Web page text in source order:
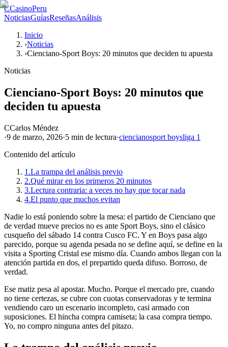
CCasinoPeru
NoticiasGuíasReseñasAnálisis
Inicio
›Noticias
›Cienciano-Sport Boys: 20 minutos que deciden tu apuesta
Noticias
Cienciano-Sport Boys: 20 minutos que
deciden tu apuesta
CCarlos Méndez
·9 de marzo, 2026·5 min de lectura·ciencianosport boysliga 1
Contenido del artículo
1.La trampa del análisis previo
2.Qué mirar en los primeros 20 minutos
3.Lectura contraria: a veces no hay que tocar nada
4.El punto que muchos evitan
Nadie lo está poniendo sobre la mesa: el partido de Cienciano que
de verdad mueve precios no es ante Sport Boys, sino el clásico
cusqueño del sábado 14 contra Cusco FC. Y en Boys pasa algo
parecido, porque su agenda pesada no se define aquí, se define en la
visita a Sporting Cristal ese mismo día. Cuando ambos llegan con la
atención partida en dos, el prepartido queda difuso. Borroso, de
verdad.
Ese matiz pesa al apostar. Mucho. Porque el mercado pre, cuando
no tiene certezas, se cubre con cuotas conservadoras y te termina
vendiendo caro un escenario incompleto, casi armado con
suposiciones. El hincha compra camiseta; la casa compra tiempo.
Yo, no compro ninguna antes del pitazo.